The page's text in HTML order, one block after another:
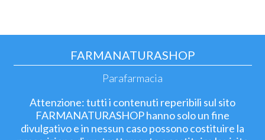
FARMANATURASHOP
Parafarmacia
Attenzione: tutti i contenuti reperibili sul sito
FARMANATURASHOP hanno solo un fine
divulgativo e in nessun caso possono costituire la